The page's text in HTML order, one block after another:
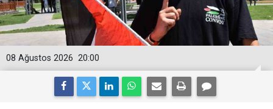
20:00
08 Ağustos 2026